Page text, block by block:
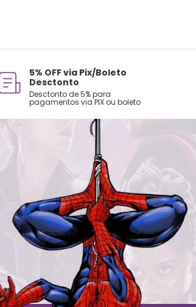
5% OFF via Pix/Boleto
Desctonto
Desctonto de 5% para
pagamentos via PIX ou boleto